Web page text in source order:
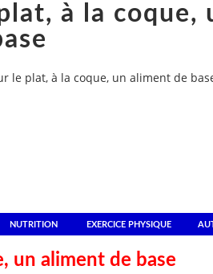
à la coque,
le plat, à la coque, un aliment de
NUTRITION EXERCICE PHYSIQUE
un aliment de base